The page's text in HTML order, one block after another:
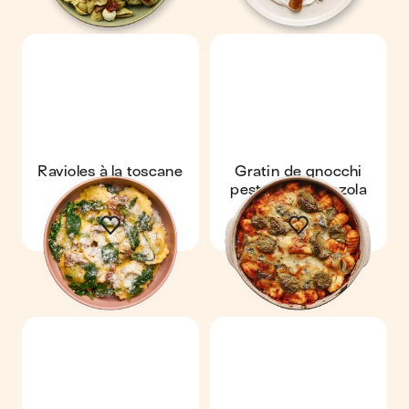
Ravioles à la toscane
Gratin de gnocchi
pesto & gorgonzola